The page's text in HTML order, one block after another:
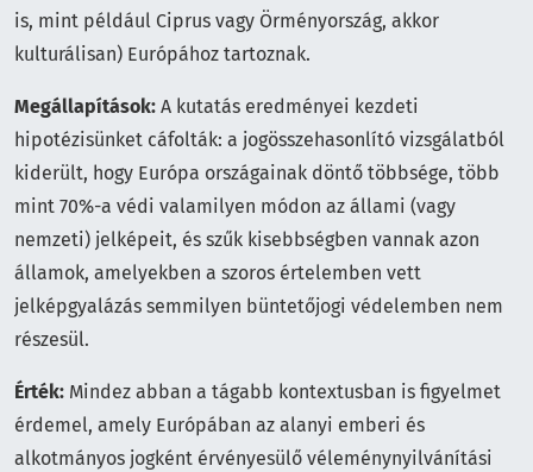
is, mint például Ciprus vagy Örményország, akkor
kulturálisan) Európához tartoznak.
Megállapítások: A kutatás eredményei kezdeti
hipotézisünket cáfolták: a jogösszehasonlító vizsgálatból
kiderült, hogy Európa országainak döntő többsége, több
mint 70%-a védi valamilyen módon az állami (vagy
nemzeti) jelképeit, és szűk kisebbségben vannak azon
államok, amelyekben a szoros értelemben vett
jelképgyalázás semmilyen büntetőjogi védelemben nem
részesül.
Érték: Mindez abban a tágabb kontextusban is figyelmet
érdemel, amely Európában az alanyi emberi és
alkotmányos jogként érvényesülő véleménynyilvánítási